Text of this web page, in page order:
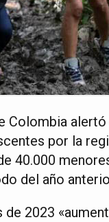
Colombia
por la
40.000
del año
2023